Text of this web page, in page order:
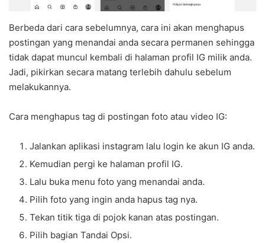
Berbeda dari cara sebelumnya, cara ini akan menghapus
postingan yang menandai anda secara permanen sehingga
tidak dapat muncul kembali di halaman profil IG milik anda.
Jadi, pikirkan secara matang terlebih dahulu sebelum
melakukannya.
Cara menghapus tag di postingan foto atau video IG:
Jalankan aplikasi instagram lalu login ke akun IG anda.
Kemudian pergi ke halaman profil IG.
Lalu buka menu foto yang menandai anda.
Pilih foto yang ingin anda hapus tag nya.
Tekan titik tiga di pojok kanan atas postingan.
Pilih bagian Tandai Opsi.